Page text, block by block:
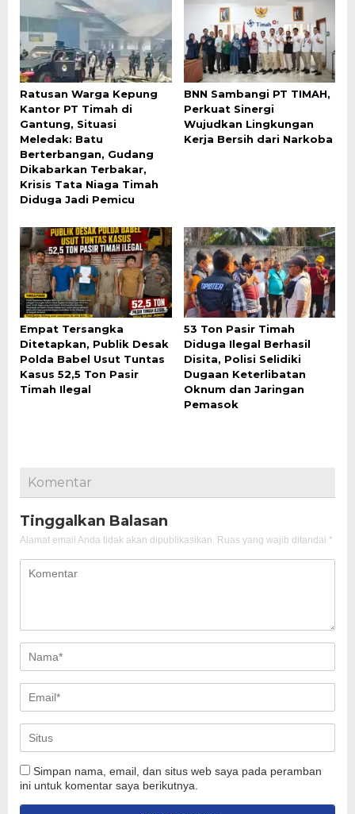
Ratusan Warga Kepung
Kantor PT Timah di
Gantung, Situasi
Meledak: Batu
Berterbangan, Gudang
Dikabarkan Terbakar,
Krisis Tata Niaga Timah
Diduga Jadi Pemicu
BNN Sambangi PT TIMAH,
Perkuat Sinergi
Wujudkan Lingkungan
Kerja Bersih dari Narkoba
Empat Tersangka
Ditetapkan, Publik Desak
Polda Babel Usut Tuntas
Kasus 52,5 Ton Pasir
Timah Ilegal
53 Ton Pasir Timah
Diduga Ilegal Berhasil
Disita, Polisi Selidiki
Dugaan Keterlibatan
Oknum dan Jaringan
Pemasok
Komentar
Tinggalkan Balasan
Alamat email Anda tidak akan dipublikasikan. Ruas yang wajib ditandai *
Simpan nama, email, dan situs web saya pada peramban
ini untuk komentar saya berikutnya.